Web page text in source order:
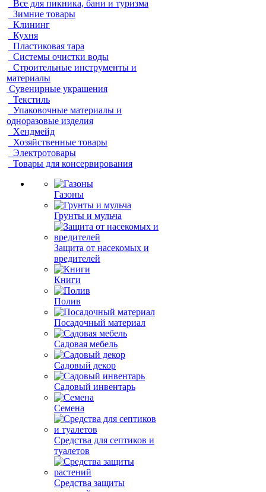
Все для пикника, бани и туризма
Зимние товары
Клининг
Кухня
Пластиковая тара
Системы очистки воды
Строительные инструменты и
материалы
Сувенирные украшения
Текстиль
Упаковочные материалы и
одноразовые изделия
Хендмейд
Хозяйственные товары
Электротовары
Товары для консервирования
Газоны
Грунты и мульча
Защита от насекомых и
вредителей
Книги
Полив
Посадочный материал
Садовая мебель
Садовый декор
Садовый инвентарь
Семена
Средства для септиков и
туалетов
Средства защиты